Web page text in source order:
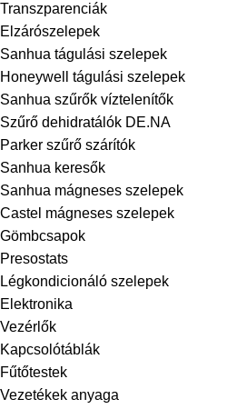
Transzparenciák
Elzárószelepek
Sanhua tágulási szelepek
Honeywell tágulási szelepek
Sanhua szűrők víztelenítők
Szűrő dehidratálók DE.NA
Parker szűrő szárítók
Sanhua keresők
Sanhua mágneses szelepek
Castel mágneses szelepek
Gömbcsapok
Presostats
Légkondicionáló szelepek
Elektronika
Vezérlők
Kapcsolótáblák
Fűtőtestek
Vezetékek anyaga